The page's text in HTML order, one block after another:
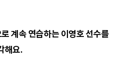
계속 연습하는 이영호 선수를
해요.